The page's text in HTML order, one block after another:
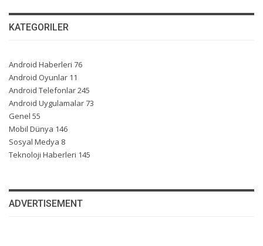
KATEGORILER
Android Haberleri 76
Android Oyunlar 11
Android Telefonlar245
Android Uygulamalar73
Genel 55
Mobil Dünya 146
Sosyal Medya 8
Teknoloji Haberleri 145
ADVERTISEMENT